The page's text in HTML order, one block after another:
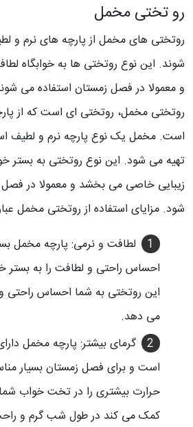
رو تختی مخمل
روتختی های مخمل از پارچه های نرم و
شوند. این نوع روتختی ها به خوابگاه
و معمولا در فصل زمستان استفاده می
روتختی مخمل، روتختی ای است که از
است. مخمل یک نوع پارچه نرم و لطیف
تهیه می شود. این نوع روتختی به بستر
زیبایی خاصی می بخشد و معمولا در فصل
شود. مزایای استفاده از روتختی مخمل
لطافت و نرمی: پارچه مخمل
احساس راحتی و لطافت را به
این روتختی به شما احساس راحتی
می دهد.
گرمای بیشتر: پارچه مخمل
است و برای فصل زمستان بسیار
حرارت بیشتری را در تخت خواب
کمک می کند در طول شب گرم و